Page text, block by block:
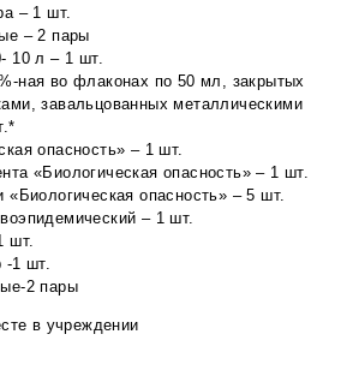
– 1 шт.
– 2 пары
10 л – 1 шт.
ная во флаконах по 50 мл, закрытых
завальцованных металлическими
опасность» – 1 шт.
«Биологическая опасность» – 1 шт.
«Биологическая опасность» – 5 шт.
– 1 шт.
шт.
-1 шт.
2 пары
в учреждении